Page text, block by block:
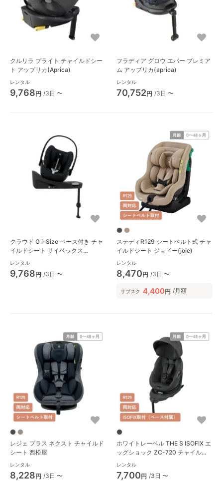
クルリラ プライト チャイルドシー
ト アップリカ(Aprica)
レンタル
9,768円 /3日 〜
フラディア グロウ エバー プレミア
ム アップリカ(aprica)
レンタル
70,752円 /3日 〜
クラウド G i-Size ベース付き チャ
イルドシート サイベックス
(cybex)
レンタル
9,768円 /3日 〜
ステディR129 シートベルト式 チャ
イルドシート ジョイー(joie)
レンタル
8,470円 /3日 〜
サブスク 4,400円 /月額
レジェ プラス ネクスト チャイルド
シート 西松屋
レンタル
8,228円 /3日 〜
ホワイトレーベル THE S ISOFIX エ
ッグショック ZC-720 チャイルド
シート コンビ(Combi)
レンタル
7,700円 /3日 〜